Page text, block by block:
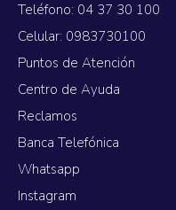
Teléfono: 04 37 30 100
Celular: 0983730100
Puntos de Atención
Centro de Ayuda
Reclamos
Banca Telefónica
Whatsapp
Instagram